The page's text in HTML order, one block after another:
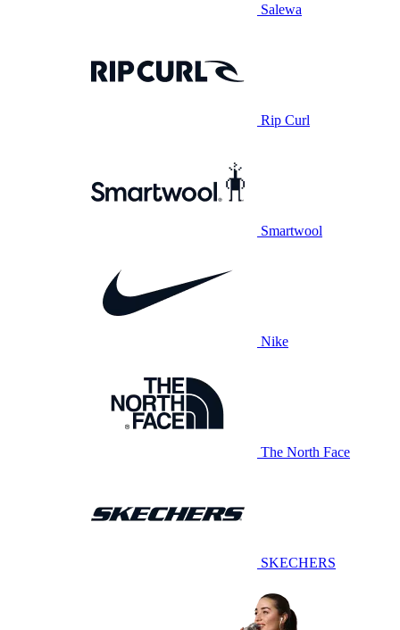
Salewa
Rip Curl
Smartwool
Nike
The North Face
SKECHERS